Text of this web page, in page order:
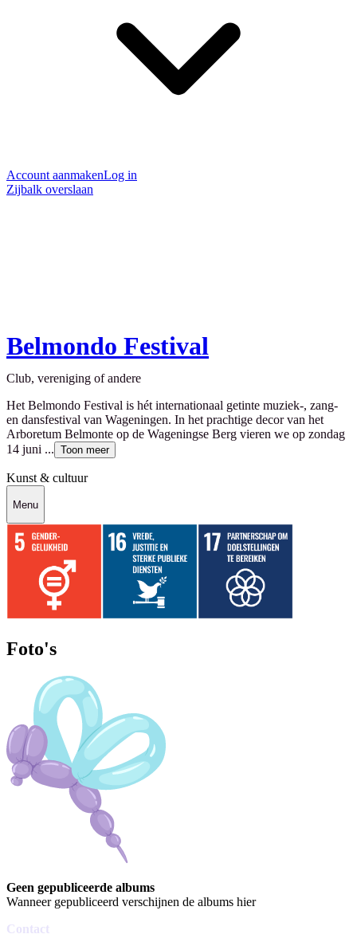
Account aanmakenLog in
Zijbalk overslaan
Belmondo Festival
Club, vereniging of andere
Het Belmondo Festival is hét internationaal getinte muziek-, zang-
en dansfestival van Wageningen. In het prachtige decor van het
Arboretum Belmonte op de Wageningse Berg vieren we op zondag
14 juni ... Toon meer
Kunst & cultuur
Menu
Foto's
Geen gepubliceerde albums
Wanneer gepubliceerd verschijnen de albums hier
Contact